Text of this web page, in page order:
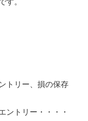
トリー、損の保存
ントリー・・・・